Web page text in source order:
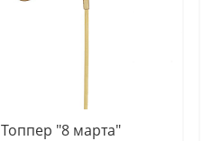
Топпер "8 марта"